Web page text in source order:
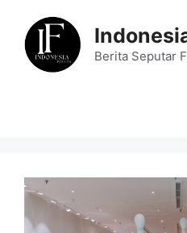
content
Berita Seputar